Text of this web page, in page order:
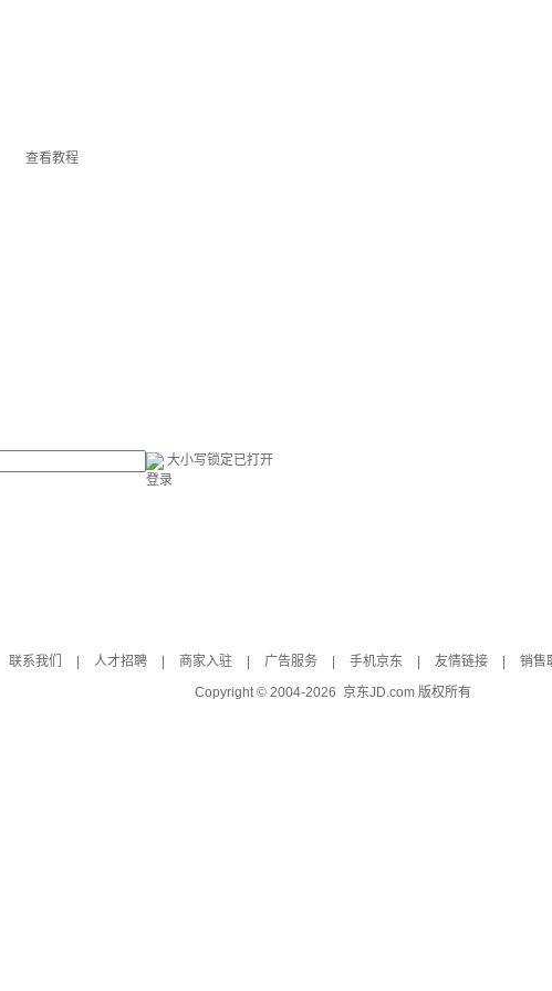
查看教程
大小写锁定已打开
登录
联系我们 人才招聘 商家入驻 广告服务 手机京东 友情链接 销售
Copyright © 2004-2026 京东JD.com 版权所有